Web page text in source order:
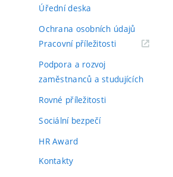
Úřední deska
Ochrana osobních údajů
Pracovní příležitosti(externí
Podpora a rozvoj
zaměstnanců a studujících
Rovné příležitosti
Sociální bezpečí
HR Award
Kontakty